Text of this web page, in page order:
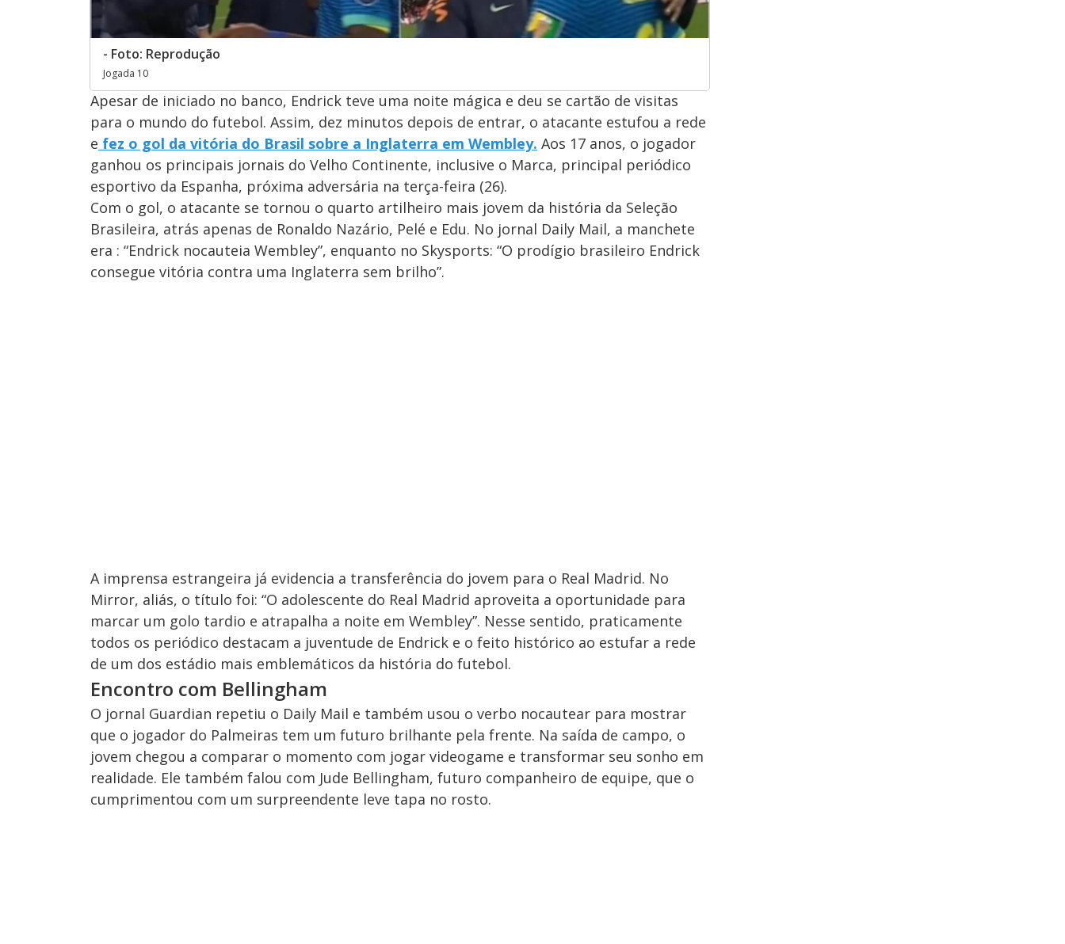
- Foto: Reprodução
Jogada 10
Apesar de iniciado no banco, Endrick teve uma noite mágica e deu se cartão de visitas
para o mundo do futebol. Assim, dez minutos depois de entrar, o atacante estufou a rede
e fez o gol da vitória do Brasil sobre a Inglaterra em Wembley. Aos 17 anos, o jogador
ganhou os principais jornais do Velho Continente, inclusive o Marca, principal periódico
esportivo da Espanha, próxima adversária na terça-feira (26).
Com o gol, o atacante se tornou o quarto artilheiro mais jovem da história da Seleção
Brasileira, atrás apenas de Ronaldo Nazário, Pelé e Edu. No jornal Daily Mail, a manchete
era : “Endrick nocauteia Wembley”, enquanto no Skysports: “O prodígio brasileiro Endrick
consegue vitória contra uma Inglaterra sem brilho”.
A imprensa estrangeira já evidencia a transferência do jovem para o Real Madrid. No
Mirror, aliás, o título foi: “O adolescente do Real Madrid aproveita a oportunidade para
marcar um golo tardio e atrapalha a noite em Wembley”. Nesse sentido, praticamente
todos os periódico destacam a juventude de Endrick e o feito histórico ao estufar a rede
de um dos estádio mais emblemáticos da história do futebol.
Encontro com Bellingham
O jornal Guardian repetiu o Daily Mail e também usou o verbo nocautear para mostrar
que o jogador do Palmeiras tem um futuro brilhante pela frente. Na saída de campo, o
jovem chegou a comparar o momento com jogar videogame e transformar seu sonho em
realidade. Ele também falou com Jude Bellingham, futuro companheiro de equipe, que o
cumprimentou com um surpreendente leve tapa no rosto.